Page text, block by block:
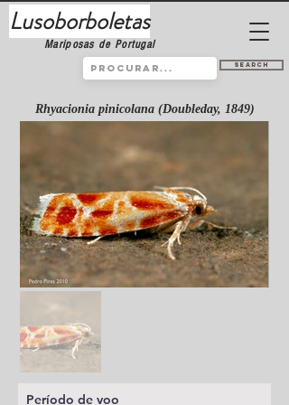
Lusoborboletas
Mariposas de Portugal
Search
Rhyacionia pinicolana (Doubleday, 1849)
Período de voo